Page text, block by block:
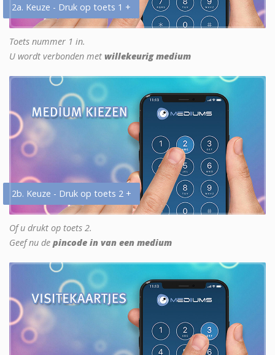
2a. Keuze - Druk op toets 1 +
Toets nummer 1 in.
U wordt verbonden met willekeurig medium
2b. Keuze - Druk op toets 2 +
Of u drukt op toets 2.
Geef nu de pincode in van een medium